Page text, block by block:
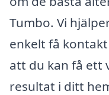
Tumbo. Vi
enkelt få
att du kan få ett
resultat i ditt